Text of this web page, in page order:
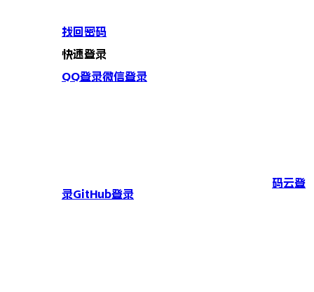
找回密码
快速登录
QQ登录微信登录
码云登
录GitHub登录